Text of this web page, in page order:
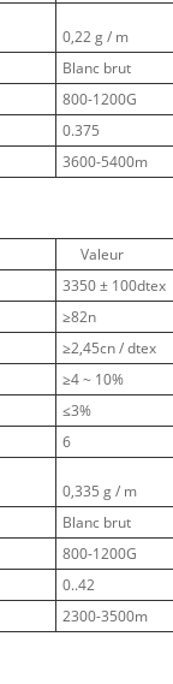
0,22 g / m
Blanc brut
800-1200G
0.375
3600-5400m
Valeur
3350 ± 100dtex
≥82n
≥2,45cn / dtex
≥4 ~ 10%
≤3%
6
0,335 g / m
Blanc brut
800-1200G
0..42
2300-3500m